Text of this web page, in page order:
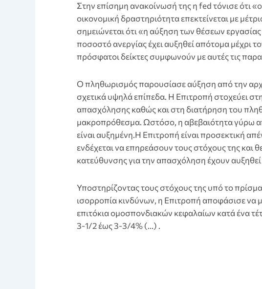
Στην επίσημη ανακοίνωσή της η fed τόνισε ότι
οικονομική δραστηριότητα επεκτείνεται με
σημειώνεται ότι «η αύξηση των θέσεων εργασίας
ποσοστό ανεργίας έχει αυξηθεί απότομα μέχρι
πρόσφατοι δείκτες συμφωνούν με αυτές τις
Ο πληθωρισμός παρουσίασε αύξηση από την
σχετικά υψηλά επίπεδα. Η Επιτροπή στοχεύει
απασχόλησης καθώς και στη διατήρηση του
μακροπρόθεσμα. Ωστόσο, η αβεβαιότητα γύρω
είναι αυξημένη.Η Επιτροπή είναι προσεκτική
ενδέχεται να επηρεάσουν τους στόχους της και
κατεύθυνσης για την απασχόληση έχουν αυξηθεί
Υποστηρίζοντας τους στόχους της υπό το
ισορροπία κινδύνων, η Επιτροπή αποφάσισε να
επιτόκια ομοσπονδιακών κεφαλαίων κατά ένα
3-1/2 έως 3-3/4% (…) .